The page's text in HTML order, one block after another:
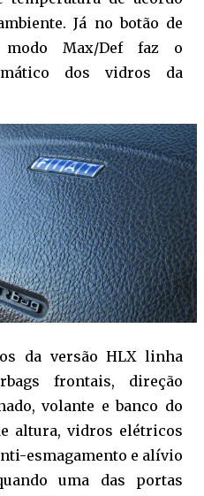
Já no botão de
Max/Def faz o
dos vidros da
da versão HLX linha
frontais, direção
volante e banco do
altura, vidros elétricos
esmagamento e alívio
uma das portas